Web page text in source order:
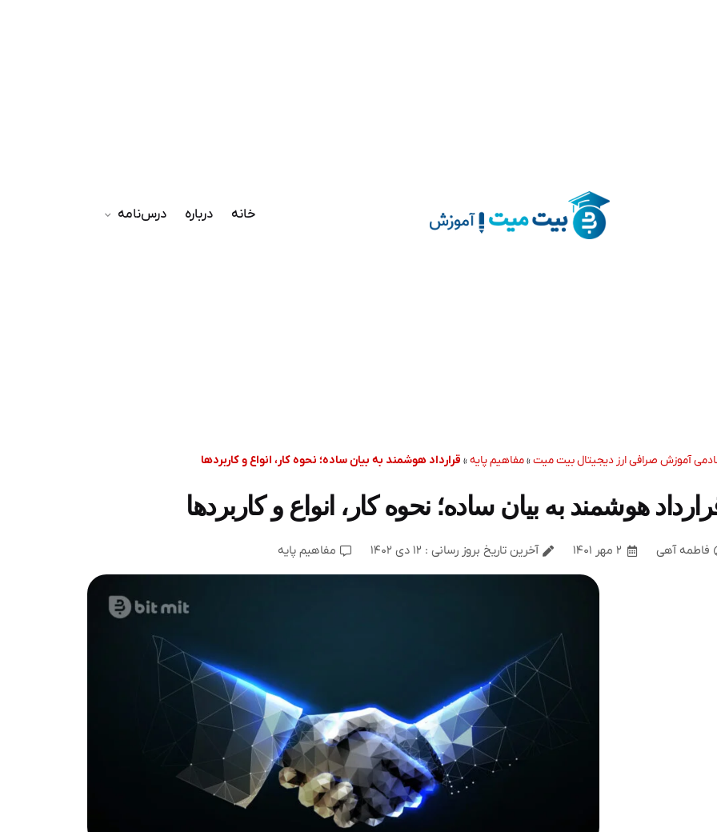
خانه درباره درس‌نامه
آموزش صرافی ارز دیجیتال بیت میت»مفاهیم پایه» قرارداد هوشمند به بیان ساده؛ نحوه کار، انواع و کاربردها
هوشمند به بیان ساده؛ نحوه کار، انواع و کاربردها
فاطمه آهی ۲ مهر ۱۴۰۱ آخرین تاریخ بروز رسانی : ۱۲ دی ۱۴۰۲ مفاهیم پایه